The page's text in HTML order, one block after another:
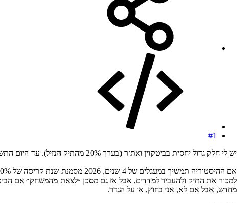
#1
יש לי חלק גדול יחסית בביטקוין ואת׳ר (בערך 20% מהתיק הנזיל). עד היום התשואה הייתה פנומנלית - וזו ההשקעה עם התשואה הכי גבוהה שעשיתי מעולם. נכנסתי באיזורי ה- 22-25 בזמנו, עם סכום כסף לא קטן בכלל.
מחדש, אבל אם לא, אני בחוץ, או על הגדר.